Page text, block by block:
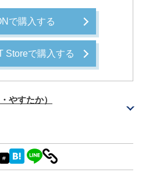
で購入する
Storeで購入する
やすたか）
#